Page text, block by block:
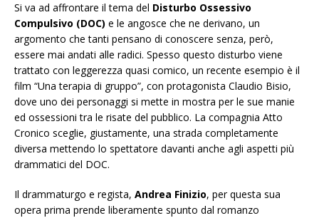
Si va ad affrontare il tema del Disturbo Ossessivo
Compulsivo (DOC) e le angosce che ne derivano, un
argomento che tanti pensano di conoscere senza, però,
essere mai andati alle radici. Spesso questo disturbo viene
trattato con leggerezza quasi comico, un recente esempio è il
film “Una terapia di gruppo”, con protagonista Claudio Bisio,
dove uno dei personaggi si mette in mostra per le sue manie
ed ossessioni tra le risate del pubblico. La compagnia Atto
Cronico sceglie, giustamente, una strada completamente
diversa mettendo lo spettatore davanti anche agli aspetti più
drammatici del DOC.
Il drammaturgo e regista, Andrea Finizio, per questa sua
opera prima prende liberamente spunto dal romanzo